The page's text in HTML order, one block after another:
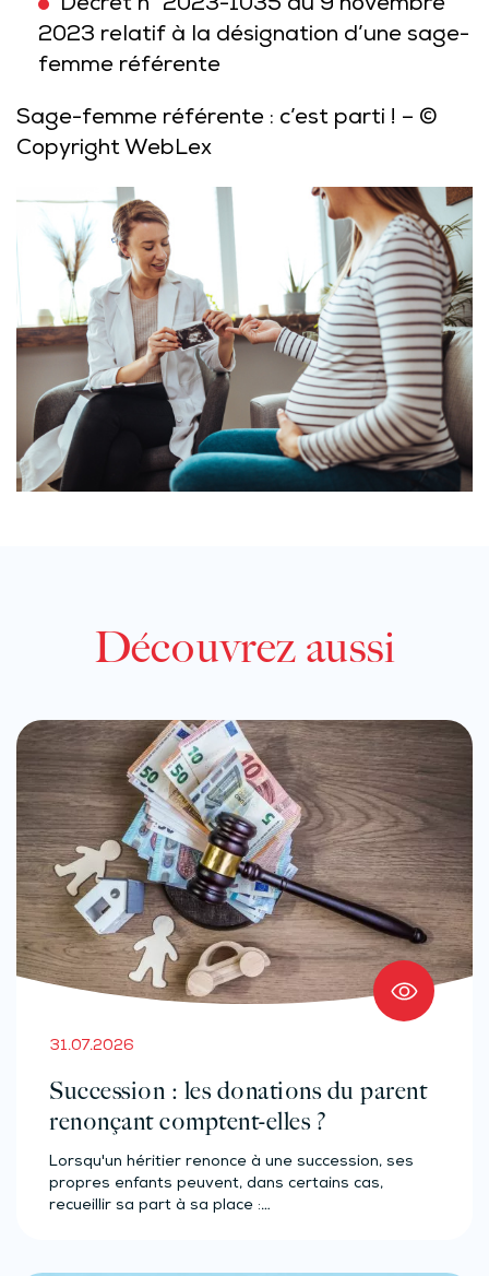
Décret n° 2023-1035 du 9 novembre
2023 relatif à la désignation d’une sage-
femme référente
Sage-femme référente : c’est parti ! – ©
Copyright WebLex
Découvrez aussi
31.07.2026
Succession : les donations du parent
renonçant comptent-elles ?
Lorsqu'un héritier renonce à une succession, ses
propres enfants peuvent, dans certains cas,
recueillir sa part à sa place :…